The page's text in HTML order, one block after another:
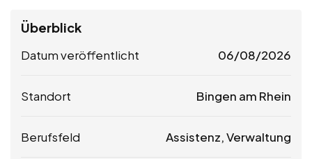
Überblick
Datum veröffentlicht 06/08/2026
Standort Bingen am Rhein
Berufsfeld Assistenz, Verwaltung